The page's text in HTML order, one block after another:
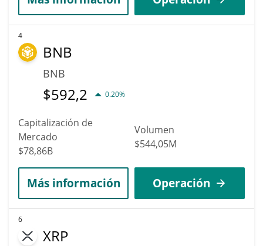
4
BNB
BNB
$592,2 0.20%
Capitalización de
Mercado
$78,86B
Volumen
$544,05M
Más información Operación
6
XRP